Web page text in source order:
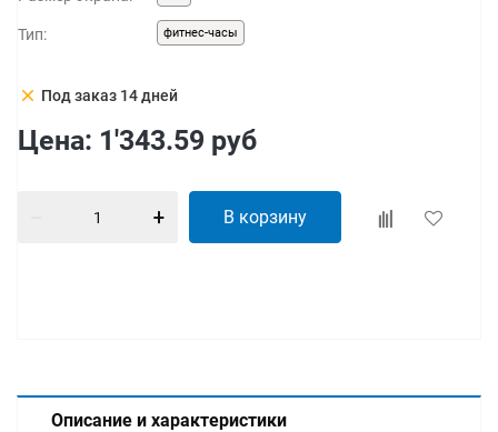
Тип: фитнес-часы
clear Под заказ 14 дней
Цена: 1'343.59 руб
В корзину
Описание и характеристики